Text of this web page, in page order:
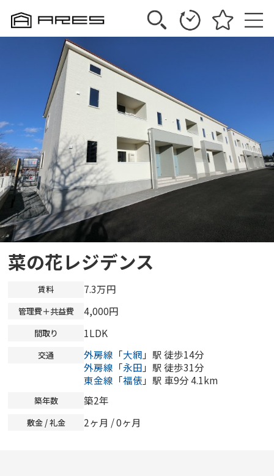
菜の花レジデンス
賃料 7.3万円
管理費＋共益費 4,000円
間取り 1LDK
交通 外房線 「大網 」駅 徒歩14分
外房線 「永田 」駅 徒歩31分
東金線 「福俵 」駅 車9分 4.1km
築年数 築2年
敷金 / 礼金 2ヶ月 /0ヶ月